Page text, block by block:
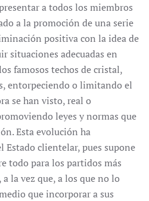
a todos los miembros
a la promoción de una serie
positiva con la idea de
situaciones adecuadas en
famosos techos de cristal,
entorpeciendo o limitando el
se han visto, real o
leyes y normas que
Esta evolución ha
Estado clientelar, pues supone
todo para los partidos más
la vez que, a los que no lo
que incorporar a sus